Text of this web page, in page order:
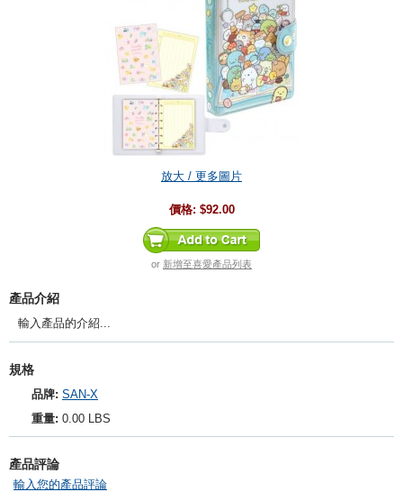
放大 / 更多圖片
價格: $92.00
or 新增至喜愛產品列表
產品介紹
輸入產品的介紹...
規格
品牌: SAN-X
重量: 0.00 LBS
產品評論
輸入您的產品評論